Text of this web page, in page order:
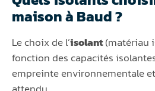
maison à Baud ?
Le choix de l’isolant(matériau
fonction des capacités
empreinte environnementale